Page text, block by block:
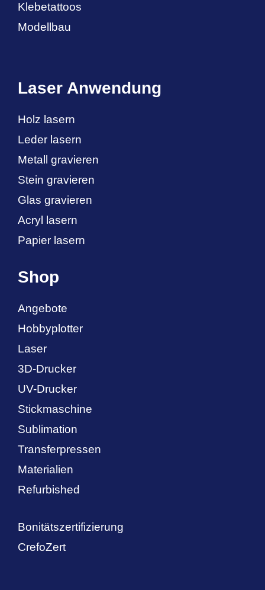
Klebetattoos
Modellbau
Laser Anwendung
Holz lasern
Leder lasern
Metall gravieren
Stein gravieren
Glas gravieren
Acryl lasern
Papier lasern
Shop
Angebote
Hobbyplotter
Laser
3D-Drucker
UV-Drucker
Stickmaschine
Sublimation
Transferpressen
Materialien
Refurbished
Bonitätszertifizierung
CrefoZert